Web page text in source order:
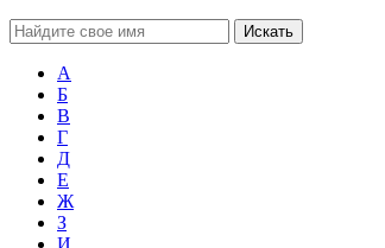
А
Б
В
Г
Д
Е
Ж
З
И